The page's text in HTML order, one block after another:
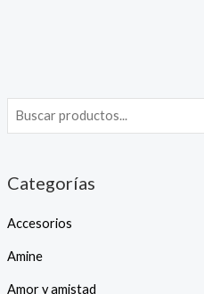
Categorías
Accesorios
Amine
Amor y amistad